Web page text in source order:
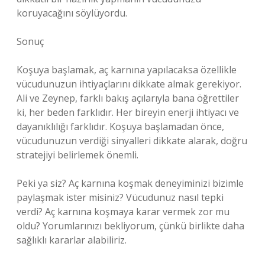
koruyacağını söylüyordu.
Sonuç
Koşuya başlamak, aç karnına yapılacaksa özellikle
vücudunuzun ihtiyaçlarını dikkate almak gerekiyor.
Ali ve Zeynep, farklı bakış açılarıyla bana öğrettiler
ki, her beden farklıdır. Her bireyin enerji ihtiyacı ve
dayanıklılığı farklıdır. Koşuya başlamadan önce,
vücudunuzun verdiği sinyalleri dikkate alarak, doğru
stratejiyi belirlemek önemli.
Peki ya siz? Aç karnına koşmak deneyiminizi bizimle
paylaşmak ister misiniz? Vücudunuz nasıl tepki
verdi? Aç karnına koşmaya karar vermek zor mu
oldu? Yorumlarınızı bekliyorum, çünkü birlikte daha
sağlıklı kararlar alabiliriz.